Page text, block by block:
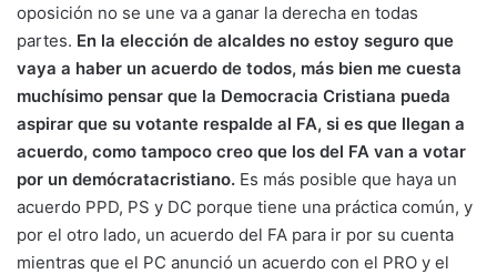
oposición no se une va a ganar la derecha en todas
partes. En la elección de alcaldes no estoy seguro que
vaya a haber un acuerdo de todos, más bien me cuesta
muchísimo pensar que la Democracia Cristiana pueda
aspirar que su votante respalde al FA, si es que llegan a
acuerdo, como tampoco creo que los del FA van a votar
por un demócratacristiano. Es más posible que haya un
acuerdo PPD, PS y DC porque tiene una práctica común, y
por el otro lado, un acuerdo del FA para ir por su cuenta
mientras que el PC anunció un acuerdo con el PRO y el